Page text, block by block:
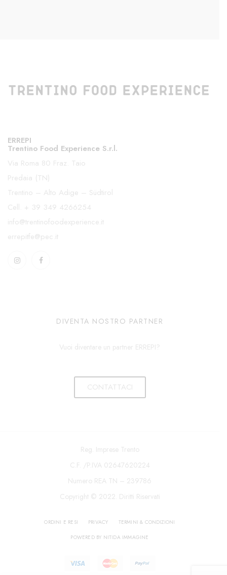
ERREPI
Trentino Food Experience S.r.l.
Via Roma 80 Fraz. Taio
Predaia (TN)
Trentino – Alto Adige – Südtirol
Cell. + 39 349 4266254
info@trentinofoodexperience.it
errepitfe@pec.it
DIVENTA NOSTRO PARTNER
Vuoi diventare un partner ERREPI?
CONTATTACI
Reg. Imprese Trento
C.F. /P.IVA 02647620224
Numero REA TN – 239786
Copyright © 2022. Diritti Riservati
ORDINI E RESI PRIVACY
TERMINI & CONDIZIONI
POWERED BY NITIDA IMMAGINE